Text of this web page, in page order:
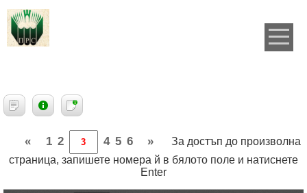
« 1 2 4 5 6 »
За достъп до произволна
страница, запишете номера й в бялото поле и натиснете
Enter